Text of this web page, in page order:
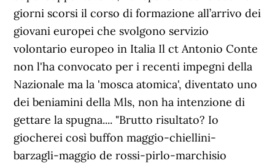
giorni scorsi il corso di formazione all’arrivo dei
giovani europei che svolgono servizio
volontario europeo in Italia Il ct Antonio Conte
non l'ha convocato per i recenti impegni della
Nazionale ma la 'mosca atomica', diventato uno
dei beniamini della Mls, non ha intenzione di
gettare la spugna.... "Brutto risultato? Io
giocherei così buffon maggio-chiellini-
barzagli-maggio de rossi-pirlo-marchisio